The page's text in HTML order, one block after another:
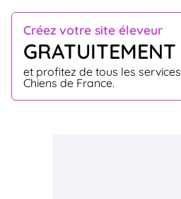
Créez votre site éleveur
GRATUITEMENT
et profitez de tous les services
Chiens de France.